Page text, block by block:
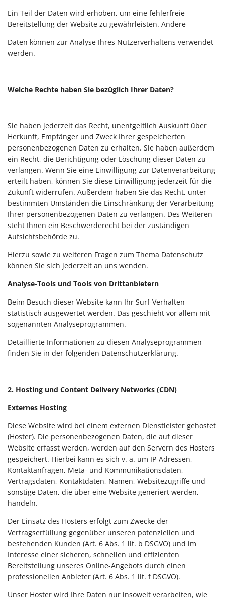
Ein Teil der Daten wird erhoben, um eine fehlerfreie
Bereitstellung der Website zu gewährleisten. Andere
Daten können zur Analyse Ihres Nutzerverhaltens verwendet
werden.
Welche Rechte haben Sie bezüglich Ihrer Daten?
Sie haben jederzeit das Recht, unentgeltlich Auskunft über
Herkunft, Empfänger und Zweck Ihrer gespeicherten
personenbezogenen Daten zu erhalten. Sie haben außerdem
ein Recht, die Berichtigung oder Löschung dieser Daten zu
verlangen. Wenn Sie eine Einwilligung zur Datenverarbeitung
erteilt haben, können Sie diese Einwilligung jederzeit für die
Zukunft widerrufen. Außerdem haben Sie das Recht, unter
bestimmten Umständen die Einschränkung der Verarbeitung
Ihrer personenbezogenen Daten zu verlangen. Des Weiteren
steht Ihnen ein Beschwerderecht bei der zuständigen
Aufsichtsbehörde zu.
Hierzu sowie zu weiteren Fragen zum Thema Datenschutz
können Sie sich jederzeit an uns wenden.
Analyse-Tools und Tools von Drittanbietern
Beim Besuch dieser Website kann Ihr Surf-Verhalten
statistisch ausgewertet werden. Das geschieht vor allem mit
sogenannten Analyseprogrammen.
Detaillierte Informationen zu diesen Analyseprogrammen
finden Sie in der folgenden Datenschutzerklärung.
2. Hosting und Content Delivery Networks (CDN)
Externes Hosting
Diese Website wird bei einem externen Dienstleister gehostet
(Hoster). Die personenbezogenen Daten, die auf dieser
Website erfasst werden, werden auf den Servern des Hosters
gespeichert. Hierbei kann es sich v. a. um IP-Adressen,
Kontaktanfragen, Meta- und Kommunikationsdaten,
Vertragsdaten, Kontaktdaten, Namen, Websitezugriffe und
sonstige Daten, die über eine Website generiert werden,
handeln.
Der Einsatz des Hosters erfolgt zum Zwecke der
Vertragserfüllung gegenüber unseren potenziellen und
bestehenden Kunden (Art. 6 Abs. 1 lit. b DSGVO) und im
Interesse einer sicheren, schnellen und effizienten
Bereitstellung unseres Online-Angebots durch einen
professionellen Anbieter (Art. 6 Abs. 1 lit. f DSGVO).
Unser Hoster wird Ihre Daten nur insoweit verarbeiten, wie